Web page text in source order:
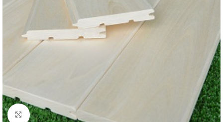
Нажмите, чтобы увеличить